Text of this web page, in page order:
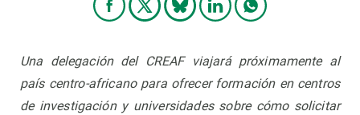
Una delegación del CREAF viajará próximamente al
país centro-africano para ofrecer formación en centros
de investigación y universidades sobre cómo solicitar